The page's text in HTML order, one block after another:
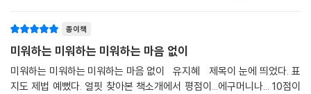
‘우리’에 대한 믿음, 세상에 대한 믿음,
사랑으로 세상과 사람을 달리 보는 눈빛의 믿음.
내게 사랑은 은유가 아니라 본능이고 직관이었다.
”
종이책
미워하는 미워하는 미워하는 마음 없이
미워하는 미워하는 미워하는 마음 없이 유지혜 제목이 눈에 띄었다. 표
지도 제법 예뻤다. 얼핏 찾아본 책소개에서 평점이...에구머니나... 10점이